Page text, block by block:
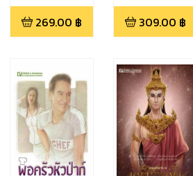
269.00 ฿ 309.00 ฿